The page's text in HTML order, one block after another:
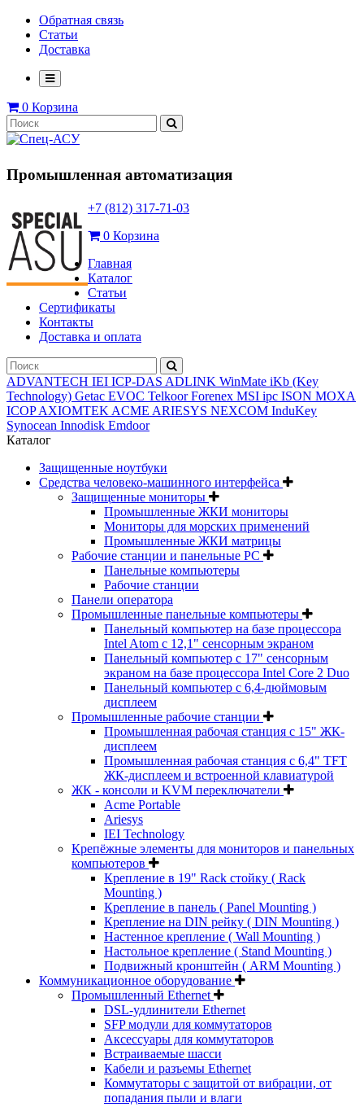
Обратная связь
Статьи
Доставка
0 Корзина
Промышленная автоматизация
+7 (812) 317-71-03
0 Корзина
Главная
Каталог
Статьи
Сертификаты
Контакты
Доставка и оплата
ADVANTECH IEI ICP-DAS ADLINK WinMate iKb (Key
Technology) Getac EVOC TelkoorForenex MSI ipc ISON MOXA
ICOPAXIOMTEK ACME ARIESYS NEXCOM InduKey
Synocean Innodisk Emdoor
Каталог
Защищенные ноутбуки
Средства человеко-машинного интерфейса
Защищенные мониторы
Промышленные ЖКИ мониторы
Мониторы для морских применений
Промышленные ЖКИ матрицы
Рабочие станции и панельные РС
Панельные компьютеры
Рабочие станции
Панели оператора
Промышленные панельные компьютеры
Панельный компьютер на базе процессора
Intel Atom с 12,1" сенсорным экраном
Панельный компьютер с 17" сенсорным
экраном на базе процессора Intel Core 2 Duo
Панельный компьютер с 6,4-дюймовым
дисплеем
Промышленные рабочие станции
Промышленная рабочая станция с 15" ЖК-
дисплеем
Промышленная рабочая станция с 6,4" TFT
ЖК-дисплеем и встроенной клавиатурой
ЖК - консоли и KVM переключатели
Acme Portable
Ariesys
IEI Technology
Крепёжные элементы для мониторов и панельных
компьютеров
Крепление в 19" Rack стойку ( Rack
Mounting )
Крепление в панель ( Panel Mounting )
Крепление на DIN рейку ( DIN Mounting )
Настенное крепление ( Wall Mounting )
Настольное крепление ( Stand Mounting )
Подвижный кронштейн ( ARM Mounting )
Коммуникационное оборудование
Промышленный Ethernet
DSL-удлинители Ethernet
SFP модули для коммутаторов
Аксессуары для коммутаторов
Встраиваемые шасси
Кабели и разъемы Ethernet
Коммутаторы с защитой от вибрации, от
попадания пыли и влаги